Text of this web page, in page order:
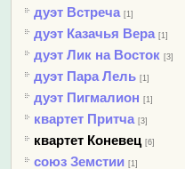
дуэт Встреча [1]
дуэт Казачья Вера [1]
дуэт Лик на Восток [3]
дуэт Пара Лель [1]
дуэт Пигмалион [1]
квартет Притча [3]
квартет Коневец [6]
союз Земстии [1]